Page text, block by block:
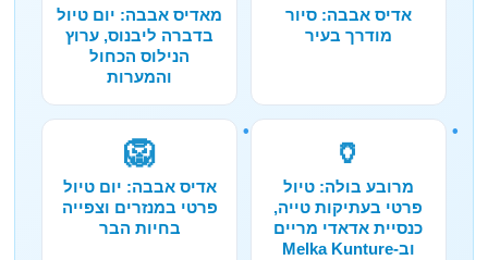
אדיס אבבה: סיור
מודרך בעיר
מאדיס אבבה: יום טיול
בדברה ליבנוס, ערוץ
הנילוס הכחול
והמערות
🏺
מרובע בולה: טיול
פרטי בעתיקות טייה,
כנסיית אדאדי מריים
וב-Melka Kunture
🦁
אדיס אבבה: יום טיול
פרטי במנזרים וצפייה
בחיות הבר